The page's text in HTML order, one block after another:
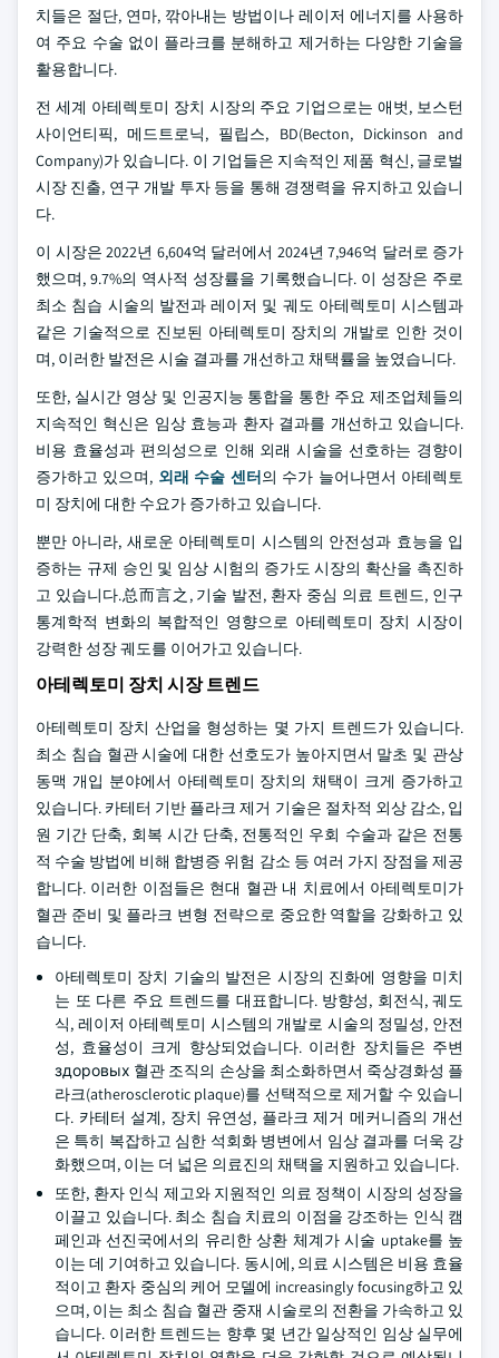
치들은 절단, 연마, 깎아내는 방법이나 레이저 에너지를 사용하
여 주요 수술 없이 플라크를 분해하고 제거하는 다양한 기술을
활용합니다.
전 세계 아테렉토미 장치 시장의 주요 기업으로는 애벗, 보스턴
사이언티픽, 메드트로닉, 필립스, BD(Becton, Dickinson and
Company)가 있습니다. 이 기업들은 지속적인 제품 혁신, 글로벌
시장 진출, 연구 개발 투자 등을 통해 경쟁력을 유지하고 있습니
다.
이 시장은 2022년 6,604억 달러에서 2024년 7,946억 달러로 증가
했으며, 9.7%의 역사적 성장률을 기록했습니다. 이 성장은 주로
최소 침습 시술의 발전과 레이저 및 궤도 아테렉토미 시스템과
같은 기술적으로 진보된 아테렉토미 장치의 개발로 인한 것이
며, 이러한 발전은 시술 결과를 개선하고 채택률을 높였습니다.
또한, 실시간 영상 및 인공지능 통합을 통한 주요 제조업체들의
지속적인 혁신은 임상 효능과 환자 결과를 개선하고 있습니다.
비용 효율성과 편의성으로 인해 외래 시술을 선호하는 경향이
증가하고 있으며, 외래 수술 센터의 수가 늘어나면서 아테렉토
미 장치에 대한 수요가 증가하고 있습니다.
뿐만 아니라, 새로운 아테렉토미 시스템의 안전성과 효능을 입
증하는 규제 승인 및 임상 시험의 증가도 시장의 확산을 촉진하
고 있습니다.总而言之, 기술 발전, 환자 중심 의료 트렌드, 인구
통계학적 변화의 복합적인 영향으로 아테렉토미 장치 시장이
강력한 성장 궤도를 이어가고 있습니다.
아테렉토미 장치 시장 트렌드
아테렉토미 장치 산업을 형성하는 몇 가지 트렌드가 있습니다.
최소 침습 혈관 시술에 대한 선호도가 높아지면서 말초 및 관상
동맥 개입 분야에서 아테렉토미 장치의 채택이 크게 증가하고
있습니다. 카테터 기반 플라크 제거 기술은 절차적 외상 감소, 입
원 기간 단축, 회복 시간 단축, 전통적인 우회 수술과 같은 전통
적 수술 방법에 비해 합병증 위험 감소 등 여러 가지 장점을 제공
합니다. 이러한 이점들은 현대 혈관 내 치료에서 아테렉토미가
혈관 준비 및 플라크 변형 전략으로 중요한 역할을 강화하고 있
습니다.
아테렉토미 장치 기술의 발전은 시장의 진화에 영향을 미치
는 또 다른 주요 트렌드를 대표합니다. 방향성, 회전식, 궤도
식, 레이저 아테렉토미 시스템의 개발로 시술의 정밀성, 안전
성, 효율성이 크게 향상되었습니다. 이러한 장치들은 주변
здоровых 혈관 조직의 손상을 최소화하면서 죽상경화성 플
라크(atherosclerotic plaque)를 선택적으로 제거할 수 있습니
다. 카테터 설계, 장치 유연성, 플라크 제거 메커니즘의 개선
은 특히 복잡하고 심한 석회화 병변에서 임상 결과를 더욱 강
화했으며, 이는 더 넓은 의료진의 채택을 지원하고 있습니다.
또한, 환자 인식 제고와 지원적인 의료 정책이 시장의 성장을
이끌고 있습니다. 최소 침습 치료의 이점을 강조하는 인식 캠
페인과 선진국에서의 유리한 상환 체계가 시술 uptake를 높
이는 데 기여하고 있습니다. 동시에, 의료 시스템은 비용 효율
적이고 환자 중심의 케어 모델에 increasingly focusing하고 있
으며, 이는 최소 침습 혈관 중재 시술로의 전환을 가속하고 있
습니다. 이러한 트렌드는 향후 몇 년간 일상적인 임상 실무에